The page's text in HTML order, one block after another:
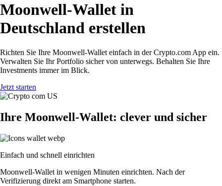
Moonwell-Wallet in
Deutschland erstellen
Richten Sie Ihre Moonwell-Wallet einfach in der Crypto.com App ein.
Verwalten Sie Ihr Portfolio sicher von unterwegs. Behalten Sie Ihre
Investments immer im Blick.
Jetzt starten
Ihre Moonwell-Wallet: clever und sicher
Einfach und schnell einrichten
Moonwell-Wallet in wenigen Minuten einrichten. Nach der
Verifizierung direkt am Smartphone starten.